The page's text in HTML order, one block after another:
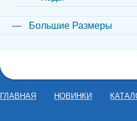
Большие Размеры
ГЛАВНАЯ НОВИНКИ